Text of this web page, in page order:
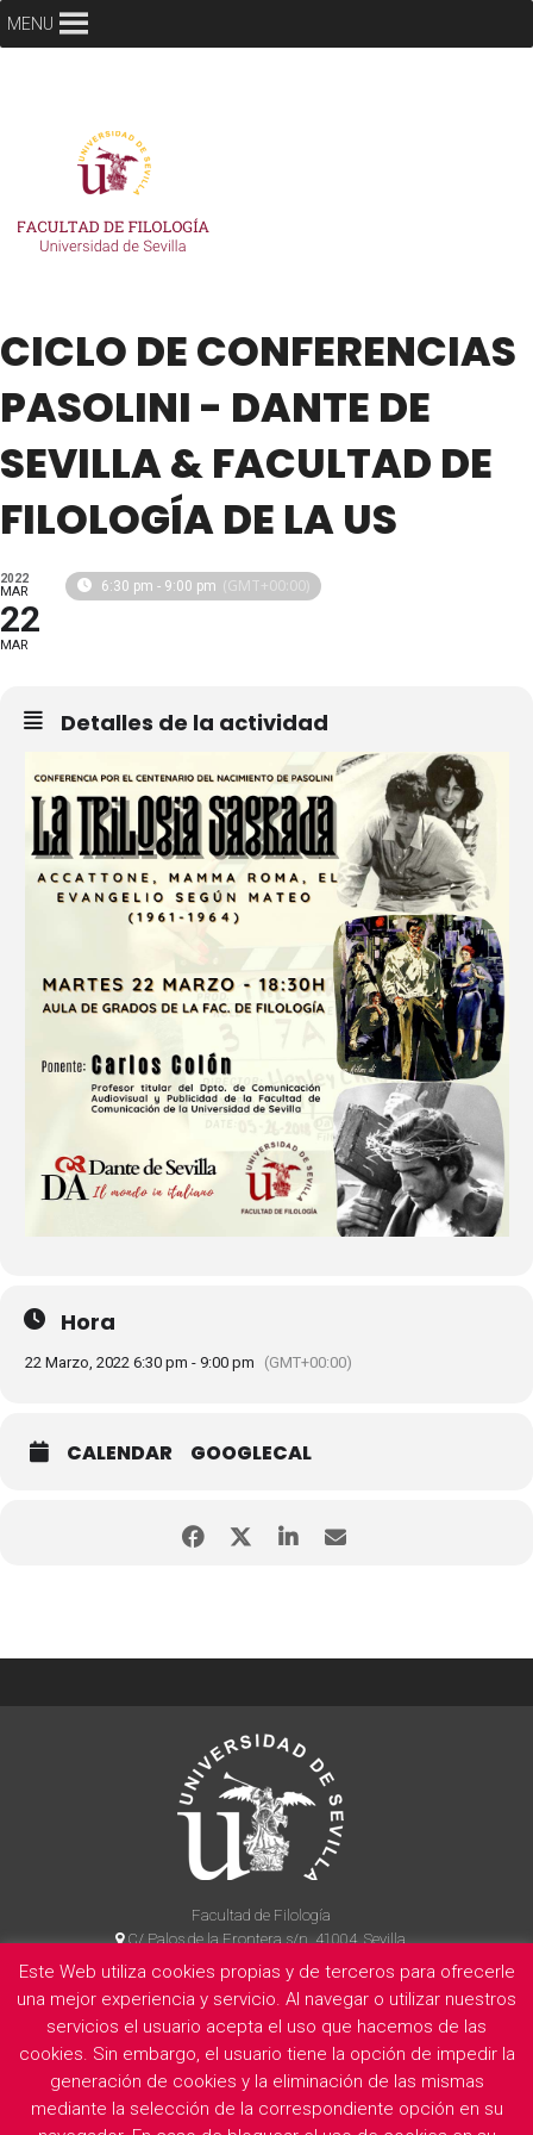
MENU
CICLO DE CONFERENCIAS
PASOLINI - DANTE DE
SEVILLA & FACULTAD DE
FILOLOGÍA DE LA US
2022
MAR
22
MAR
6:30 pm - 9:00 pm (GMT+00:00)
Detalles de la actividad
Hora
22 Marzo, 2022 6:30 pm - 9:00 pm (GMT+00:00)
CALENDAR GOOGLECAL
Facultad de Filología
C/ Palos de la Frontera s/n, 41004, Sevilla
954 55 14 90
La Facultad Información legal Politica de privacidad Cookies
E
Este Web utiliza cookies propias y de terceros para ofrecerle
una mejor experiencia y servicio. Al navegar o utilizar nuestros
servicios el usuario acepta el uso que hacemos de las
cookies. Sin embargo, el usuario tiene la opción de impedir la
generación de cookies y la eliminación de las mismas
mediante la selección de la correspondiente opción en su